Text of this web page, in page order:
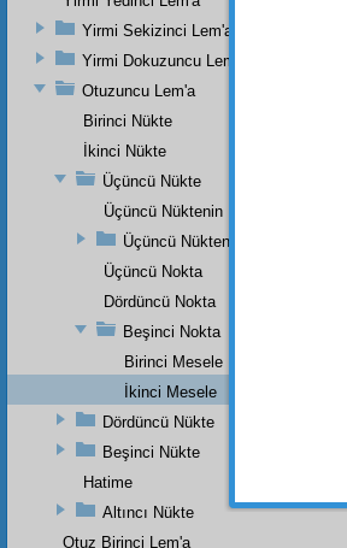
Yirmi Sekizinci Lem'a
Yirmi Dokuzuncu Lem'a
Otuzuncu Lem'a
Birinci Nükte
İkinci Nükte
Üçüncü Nükte
Üçüncü Nüktenin Birinci Noktası
Üçüncü Nüktenin İkinci Noktası
Üçüncü Nokta
Dördüncü Nokta
Beşinci Nokta
Birinci Mesele
İkinci Mesele
Dördüncü Nükte
Beşinci Nükte
Hatime
Altıncı Nükte
Otuz Birinci Lem'a